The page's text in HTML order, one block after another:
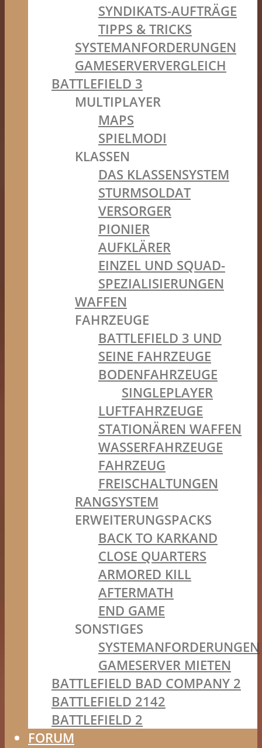
SYNDIKATS-AUFTRÄGE
TIPPS & TRICKS
SYSTEMANFORDERUNGEN
GAMESERVERVERGLEICH
BATTLEFIELD 3
MULTIPLAYER
MAPS
SPIELMODI
KLASSEN
DAS KLASSENSYSTEM
STURMSOLDAT
VERSORGER
PIONIER
AUFKLÄRER
EINZEL UND SQUAD-
SPEZIALISIERUNGEN
WAFFEN
FAHRZEUGE
BATTLEFIELD 3 UND
SEINE FAHRZEUGE
BODENFAHRZEUGE
SINGLEPLAYER
LUFTFAHRZEUGE
STATIONÄREN WAFFEN
WASSERFAHRZEUGE
FAHRZEUG
FREISCHALTUNGEN
RANGSYSTEM
ERWEITERUNGSPACKS
BACK TO KARKAND
CLOSE QUARTERS
ARMORED KILL
AFTERMATH
END GAME
SONSTIGES
SYSTEMANFORDERUNGEN
GAMESERVER MIETEN
BATTLEFIELD BAD COMPANY 2
BATTLEFIELD 2142
BATTLEFIELD 2
FORUM